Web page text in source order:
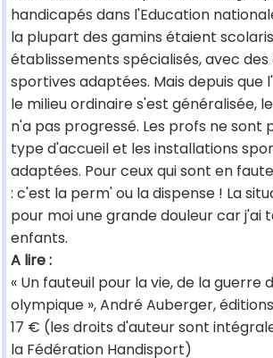
handicapés dans l'Education
la plupart des gamins étaient
établissements spécialisés, avec
sportives adaptées. Mais depuis que
le milieu ordinaire s'est généralisée,
n'a pas progressé. Les profs ne sont
type d'accueil et les installations
adaptées. Pour ceux qui sont en
: c'est la perm' ou la dispense ! La
pour moi une grande douleur car j'ai
enfants.
A lire :
« Un fauteuil pour la vie, de la guerre
olympique », André Auberger,
17 € (les droits d'auteur sont
la Fédération Handisport)